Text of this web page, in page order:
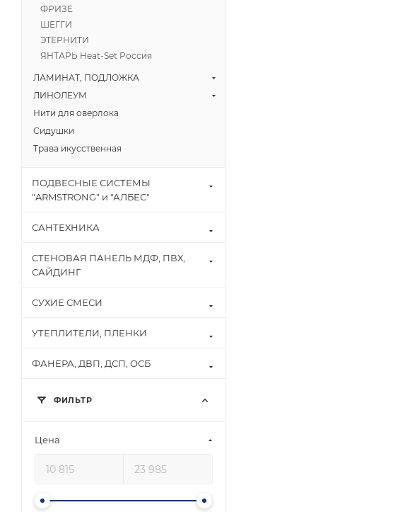
ФРИЗЕ
ШЕГГИ
ЭТЕРНИТИ
ЯНТАРЬ Heat-Set Россия
ЛАМИНАТ, ПОДЛОЖКА
ЛИНОЛЕУМ
Нити для оверлока
Сидушки
Трава икусственная
ПОДВЕСНЫЕ СИСТЕМЫ
"ARMSTRONG" и "АЛБЕС"
САНТЕХНИКА
СТЕНОВАЯ ПАНЕЛЬ МДФ, ПВХ,
САЙДИНГ
СУХИЕ СМЕСИ
УТЕПЛИТЕЛИ, ПЛЕНКИ
ФАНЕРА, ДВП, ДСП, ОСБ
ФИЛЬТР
Цена